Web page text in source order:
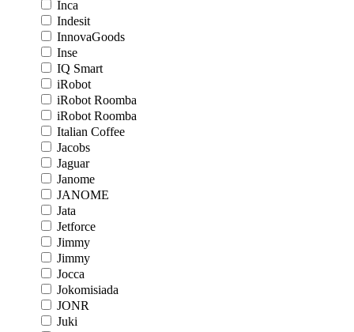
Inca
Indesit
InnovaGoods
Inse
IQ Smart
iRobot
iRobot Roomba
iRobot Roomba
Italian Coffee
Jacobs
Jaguar
Janome
JANOME
Jata
Jetforce
Jimmy
Jimmy
Jocca
Jokomisiada
JONR
Juki